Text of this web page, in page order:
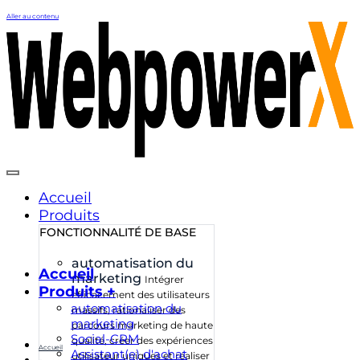
Aller au contenu
Accueil
Produits
FONCTIONNALITÉ DE BASE
automatisation du
marketing Intégrer
efficacement des utilisateurs
massifs, rationaliser des
parcours marketing de haute
qualité, créer des expériences
utilisateur uniques et réaliser
Accueil
Produits +
automatisation du
marketing
Social-CRM
Assistant(e) d'achat
Accueil